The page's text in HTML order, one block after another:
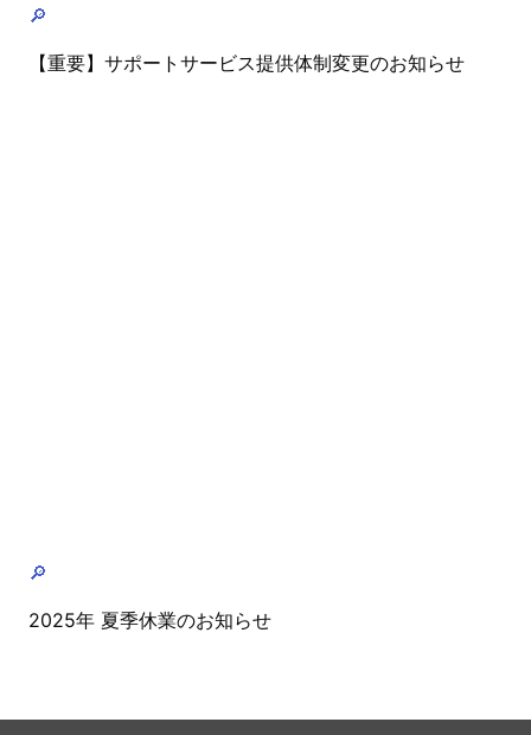
🔎
【重要】サポートサービス提供体制変更のお知らせ
🔎
2025年 夏季休業のお知らせ